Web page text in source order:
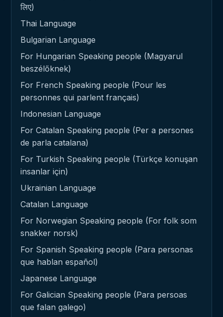
लिए)
Thai Language
Bulgarian Language
For Hungarian Speaking people (Magyarul
beszélőknek)
For French Speaking people (Pour les
personnes qui parlent français)
Indonesian Language
For Catalan Speaking people (Per a persones
de parla catalana)
For Turkish Speaking people (Türkçe konuşan
insanlar için)
Ukrainian Language
Catalan Language
For Norwegian Speaking people (For folk som
snakker norsk)
For Spanish Speaking people (Para personas
que hablan español)
Japanese Language
For Galician Speaking people (Para persoas
que falan galego)